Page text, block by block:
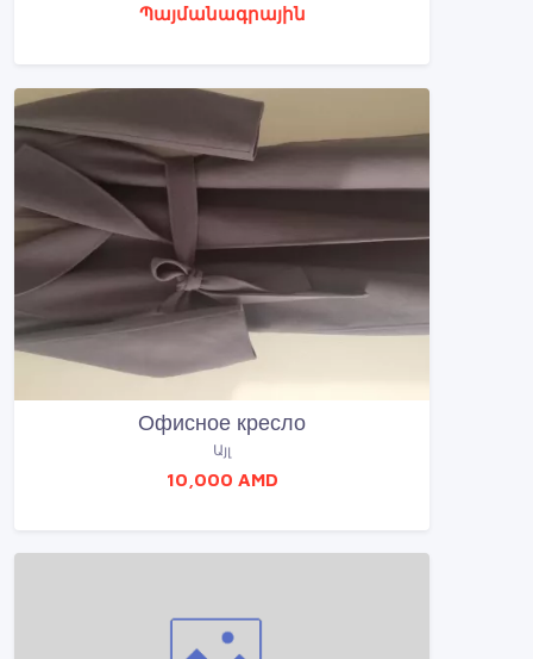
Պայմանագրային
Офисное кресло
Այլ
10,000 AMD